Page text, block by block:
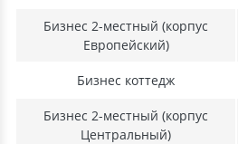
Бизнес 2-местный (корпус
Европейский)
Бизнес коттедж
Бизнес 2-местный (корпус
Центральный)